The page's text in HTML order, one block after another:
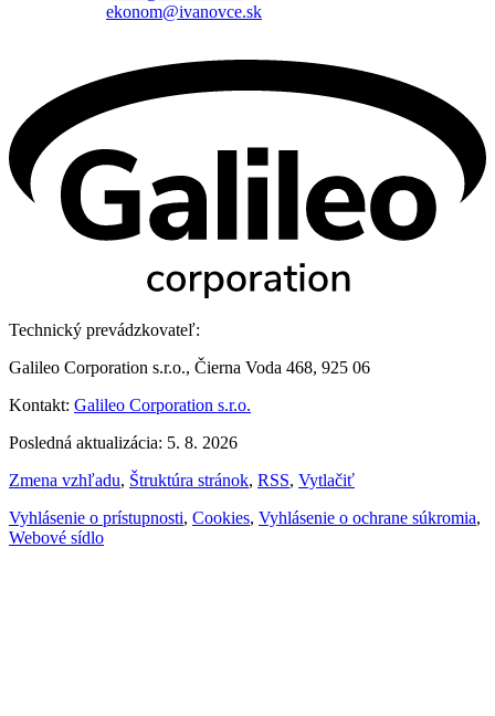
ekonom@ivanovce.sk
Technický prevádzkovateľ:
Galileo Corporation s.r.o., Čierna Voda 468, 925 06
Kontakt: Galileo Corporation s.r.o.
Posledná aktualizácia: 5. 8. 2026
Zmena vzhľadu, Štruktúra stránok, RSS, Vytlačiť
Vyhlásenie o prístupnosti, Cookies, Vyhlásenie o ochrane súkromia,
Webové sídlo